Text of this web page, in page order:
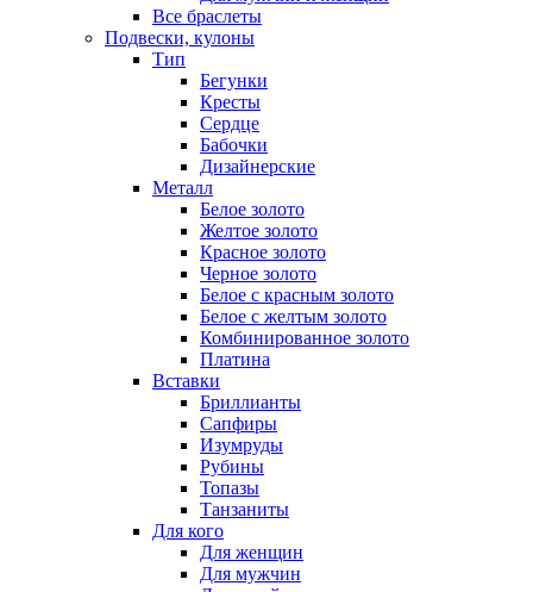
Все браслеты
Подвески, кулоны
Тип
Бегунки
Кресты
Сердце
Бабочки
Дизайнерские
Металл
Белое золото
Желтое золото
Красное золото
Черное золото
Белое с красным золото
Белое с желтым золото
Комбинированное золото
Платина
Вставки
Бриллианты
Сапфиры
Изумруды
Рубины
Топазы
Танзаниты
Для кого
Для женщин
Для мужчин